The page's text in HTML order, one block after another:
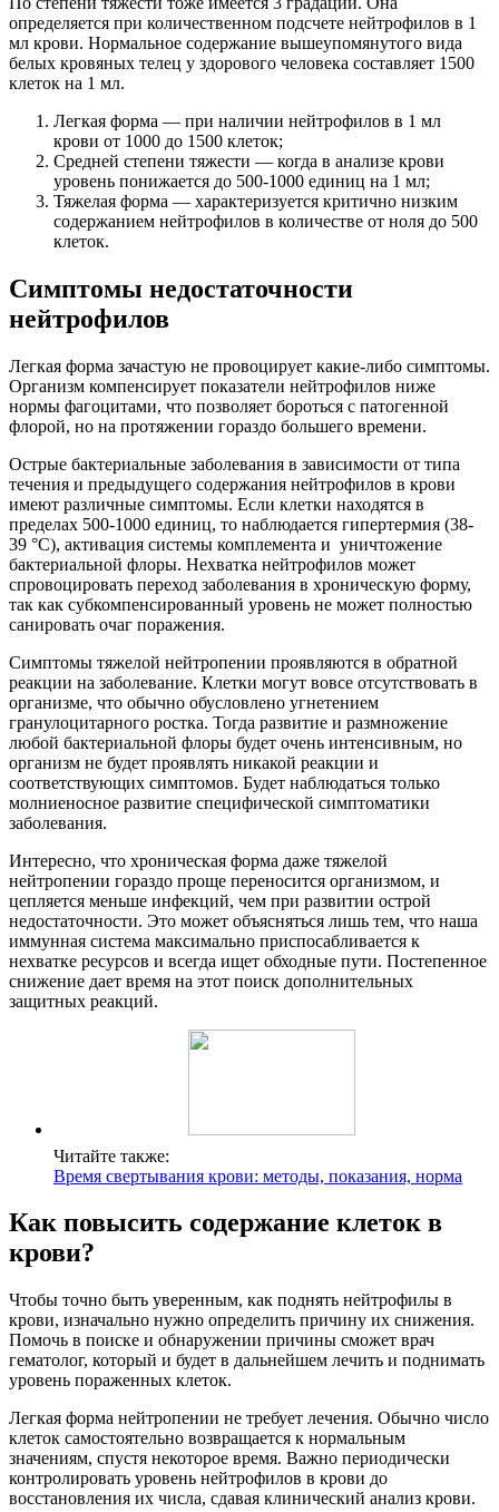
определяется при количественном подсчете нейтрофилов в 1
мл крови. Нормальное содержание вышеупомянутого вида
белых кровяных телец у здорового человека составляет 1500
клеток на 1 мл.
Легкая форма — при наличии нейтрофилов в 1 мл
крови от 1000 до 1500 клеток;
Средней степени тяжести — когда в анализе крови
уровень понижается до 500-1000 единиц на 1 мл;
Тяжелая форма — характеризуется критично низким
содержанием нейтрофилов в количестве от ноля до 500
клеток.
Симптомы недостаточности
нейтрофилов
Легкая форма зачастую не провоцирует какие-либо симптомы.
Организм компенсирует показатели нейтрофилов ниже
нормы фагоцитами, что позволяет бороться с патогенной
флорой, но на протяжении гораздо большего времени.
Острые бактериальные заболевания в зависимости от типа
течения и предыдущего содержания нейтрофилов в крови
имеют различные симптомы. Если клетки находятся в
пределах 500-1000 единиц, то наблюдается гипертермия (38-
39 °C), активация системы комплемента и уничтожение
бактериальной флоры. Нехватка нейтрофилов может
спровоцировать переход заболевания в хроническую форму,
так как субкомпенсированный уровень не может полностью
санировать очаг поражения.
Симптомы тяжелой нейтропении проявляются в обратной
реакции на заболевание. Клетки могут вовсе отсутствовать в
организме, что обычно обусловлено угнетением
гранулоцитарного ростка. Тогда развитие и размножение
любой бактериальной флоры будет очень интенсивным, но
организм не будет проявлять никакой реакции и
соответствующих симптомов. Будет наблюдаться только
молниеносное развитие специфической симптоматики
заболевания.
Интересно, что хроническая форма даже тяжелой
нейтропении гораздо проще переносится организмом, и
цепляется меньше инфекций, чем при развитии острой
недостаточности. Это может объясняться лишь тем, что наша
иммунная система максимально приспосабливается к
нехватке ресурсов и всегда ищет обходные пути. Постепенное
снижение дает время на этот поиск дополнительных
защитных реакций.
Читайте также:
Время свертывания крови: методы, показания, норма
Как повысить содержание клеток в
крови?
Чтобы точно быть уверенным, как поднять нейтрофилы в
крови, изначально нужно определить причину их снижения.
Помочь в поиске и обнаружении причины сможет врач
гематолог, который и будет в дальнейшем лечить и поднимать
уровень пораженных клеток.
Легкая форма нейтропении не требует лечения. Обычно число
клеток самостоятельно возвращается к нормальным
значениям, спустя некоторое время. Важно периодически
контролировать уровень нейтрофилов в крови до
восстановления их числа, сдавая клинический анализ крови.